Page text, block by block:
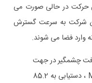
حرکت در حالی صورت می
شرکت به سرعت گسترش
وارد فضا می شوند.
چشمگیر در جهت
اهداف بلندپروازانه Metaplanet ، دستیابی به 85.2